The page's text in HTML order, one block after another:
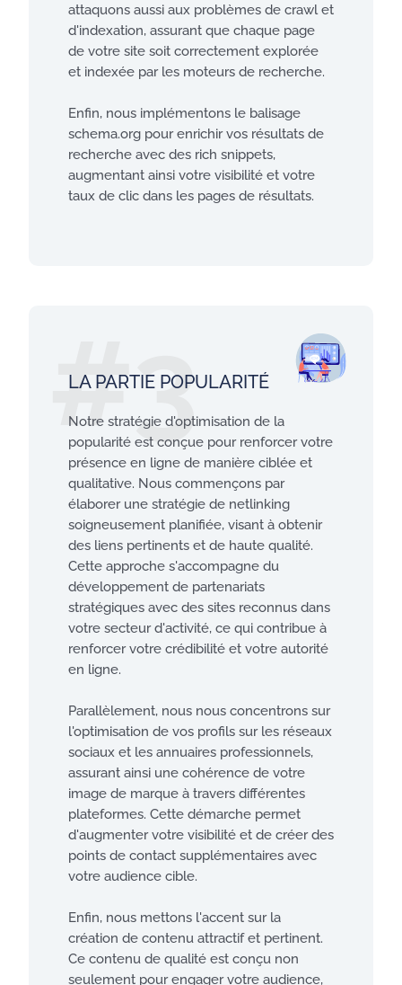
attaquons aussi aux problèmes de crawl et
d'indexation, assurant que chaque page
de votre site soit correctement explorée
et indexée par les moteurs de recherche.
Enfin, nous implémentons le balisage
schema.org pour enrichir vos résultats de
recherche avec des rich snippets,
augmentant ainsi votre visibilité et votre
taux de clic dans les pages de résultats.
LA PARTIE POPULARITÉ
Notre stratégie d'optimisation de la
popularité est conçue pour renforcer votre
présence en ligne de manière ciblée et
qualitative. Nous commençons par
élaborer une stratégie de netlinking
soigneusement planifiée, visant à obtenir
des liens pertinents et de haute qualité.
Cette approche s'accompagne du
développement de partenariats
stratégiques avec des sites reconnus dans
votre secteur d'activité, ce qui contribue à
renforcer votre crédibilité et votre autorité
en ligne.
Parallèlement, nous nous concentrons sur
l'optimisation de vos profils sur les réseaux
sociaux et les annuaires professionnels,
assurant ainsi une cohérence de votre
image de marque à travers différentes
plateformes. Cette démarche permet
d'augmenter votre visibilité et de créer des
points de contact supplémentaires avec
votre audience cible.
Enfin, nous mettons l'accent sur la
création de contenu attractif et pertinent.
Ce contenu de qualité est conçu non
seulement pour engager votre audience,
#3